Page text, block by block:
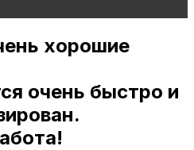
хорошие
очень быстро и